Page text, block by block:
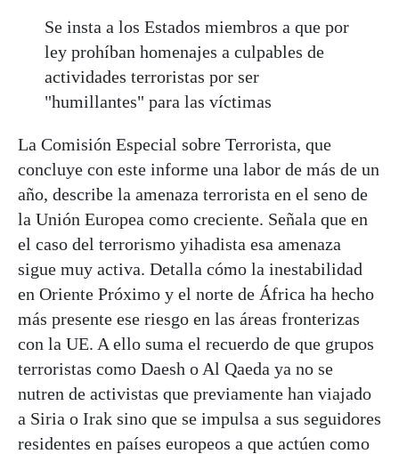
Se insta a los Estados miembros a que por
ley prohíban homenajes a culpables de
actividades terroristas por ser
"humillantes" para las víctimas
La Comisión Especial sobre Terrorista, que
concluye con este informe una labor de más de un
año, describe la amenaza terrorista en el seno de
la Unión Europea como creciente. Señala que en
el caso del terrorismo yihadista esa amenaza
sigue muy activa. Detalla cómo la inestabilidad
en Oriente Próximo y el norte de África ha hecho
más presente ese riesgo en las áreas fronterizas
con la UE. A ello suma el recuerdo de que grupos
terroristas como Daesh o Al Qaeda ya no se
nutren de activistas que previamente han viajado
a Siria o Irak sino que se impulsa a sus seguidores
residentes en países europeos a que actúen como